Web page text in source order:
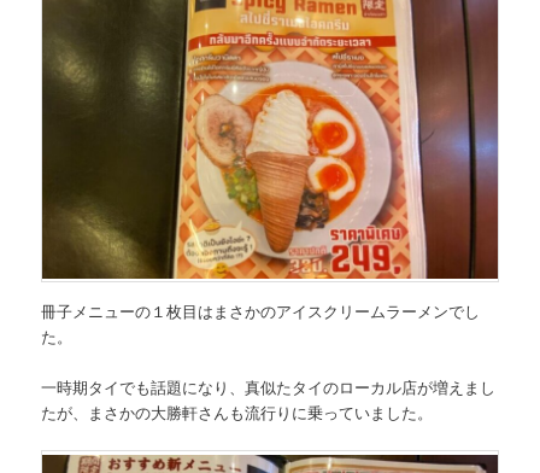
冊子メニューの１枚目はまさかのアイスクリームラーメンでし
た。
一時期タイでも話題になり、真似たタイのローカル店が増えまし
たが、まさかの大勝軒さんも流行りに乗っていました。